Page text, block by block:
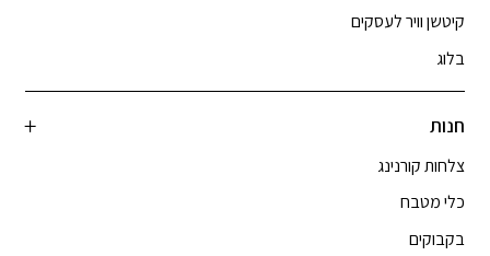
קיטשן וויר לעסקים
בלוג
חנות
צלחות קורנינג
כלי מטבח
בקבוקים